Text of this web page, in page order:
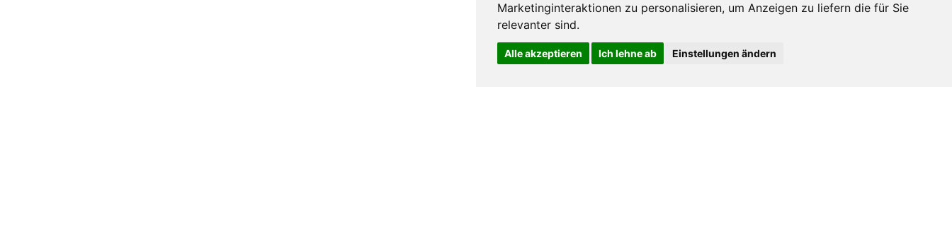
Marketinginteraktionen zu personalisieren, um Anzeigen zu liefern die für Sie
relevanter sind.
Alle akzeptieren Ich lehne ab Einstellungen ändern